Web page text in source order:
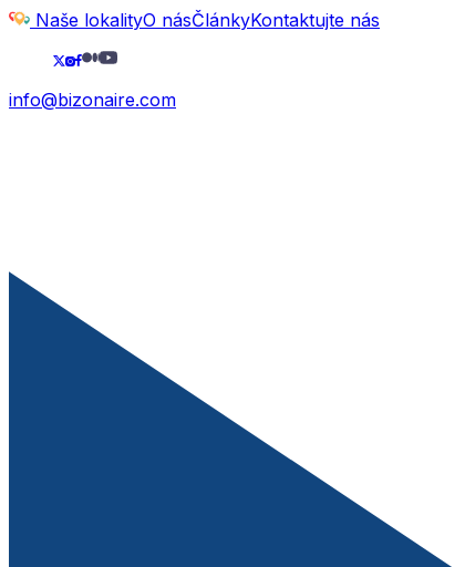
Naše lokalityO násČlánkyKontaktujte nás
info@bizonaire.com